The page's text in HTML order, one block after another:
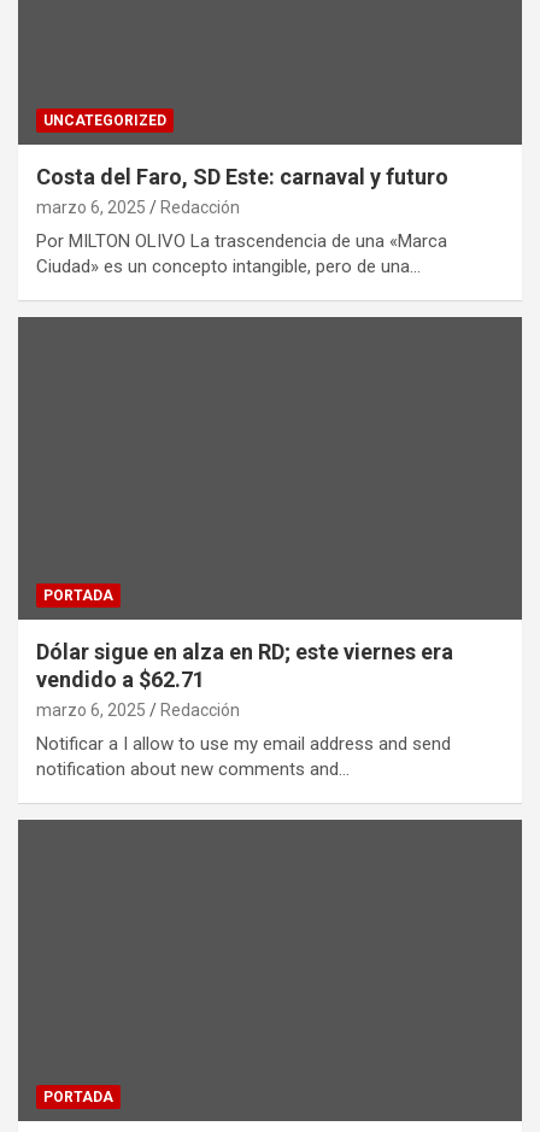
UNCATEGORIZED
Costa del Faro, SD Este: carnaval y futuro
marzo 6, 2025 Redacción
Por MILTON OLIVO La trascendencia de una «Marca
Ciudad» es un concepto intangible, pero de una…
PORTADA
Dólar sigue en alza en RD; este viernes era
vendido a $62.71
marzo 6, 2025 Redacción
Notificar a I allow to use my email address and send
notification about new comments and…
PORTADA